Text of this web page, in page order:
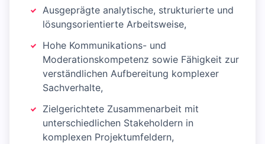
Ausgeprägte analytische, strukturierte und
lösungsorientierte Arbeitsweise,
Hohe Kommunikations- und
Moderationskompetenz sowie Fähigkeit zur
verständlichen Aufbereitung komplexer
Sachverhalte,
Zielgerichtete Zusammenarbeit mit
unterschiedlichen Stakeholdern in
komplexen Projektumfeldern,